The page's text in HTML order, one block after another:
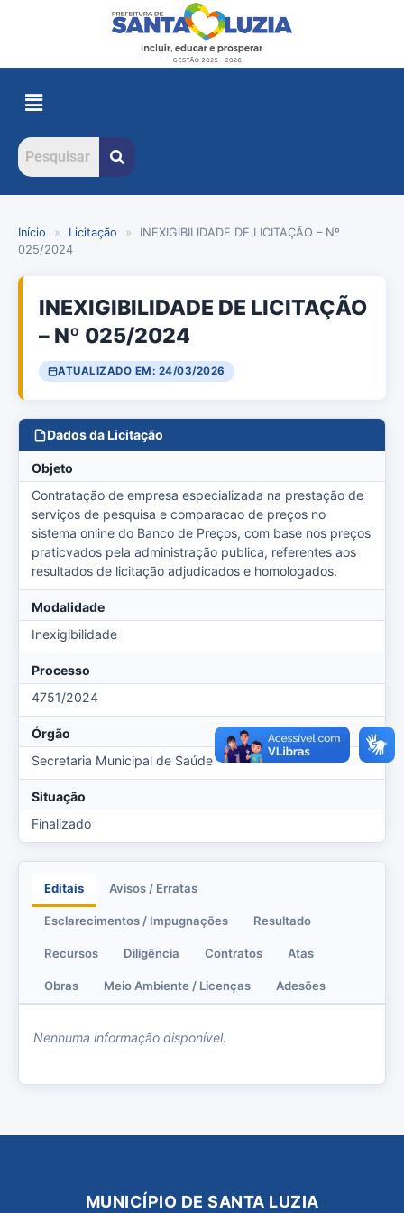
Início » Licitação »
INEXIGIBILIDADE DE LICITAÇÃO – Nº
025/2024
INEXIGIBILIDADE DE LICITAÇÃO
– Nº 025/2024
ATUALIZADO EM: 24/03/2026
Dados da Licitação
Objeto
Contratação de empresa especializada na prestação de
serviços de pesquisa e comparacao de preços no
sistema online do Banco de Preços, com base nos preços
praticvados pela administração publica, referentes aos
resultados de licitação adjudicados e homologados.
Modalidade
Inexigibilidade
Processo
4751/2024
Órgão
Secretaria Municipal de Saúde
Situação
Finalizado
Editais Avisos / Erratas
Esclarecimentos / Impugnações Resultado
Recursos Diligência Contratos Atas
Obras Meio Ambiente / Licenças Adesões
Nenhuma informação disponível.
MUNICÍPIO DE SANTA LUZIA